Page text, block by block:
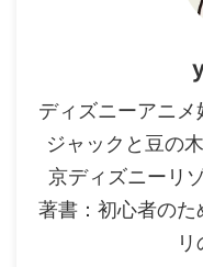
ディズニーアニメ
ジャックと豆の
京ディズニーリ
著書：初心者の